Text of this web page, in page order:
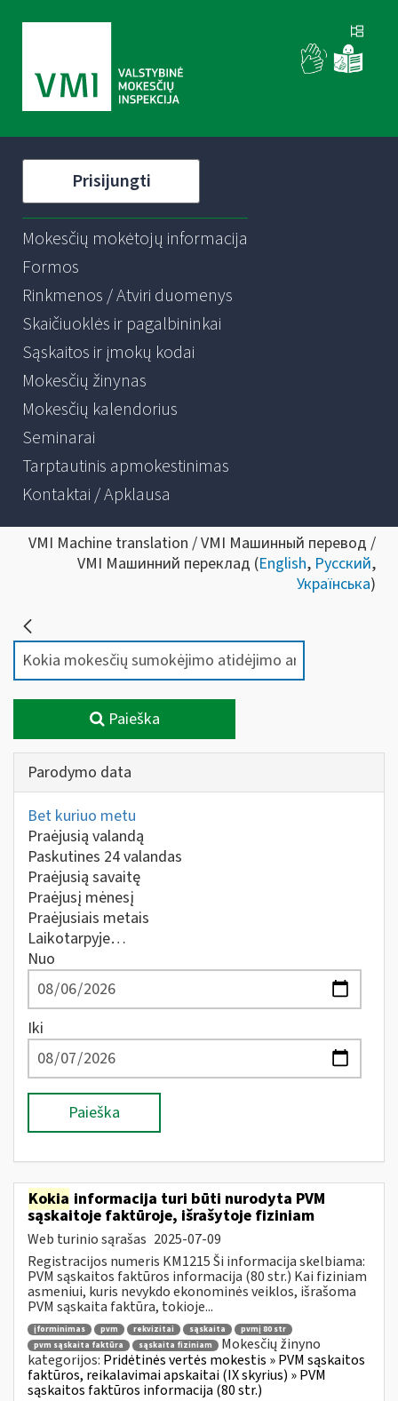
Prisijungti
Mokesčių mokėtojų informacija
Formos
Rinkmenos / Atviri duomenys
Skaičiuoklės ir pagalbininkai
Sąskaitos ir įmokų kodai
Mokesčių žinynas
Mokesčių kalendorius
Seminarai
Tarptautinis apmokestinimas
Kontaktai / Apklausa
VMI Machine translation / VMI Машинный перевод /
VMI Машинний переклад (English, Русский,
Українська)
Paieška
Parodymo data
Bet kuriuo metu
Praėjusią valandą
Paskutines 24 valandas
Praėjusią savaitę
Praėjusį mėnesį
Praėjusiais metais
Laikotarpyje…
Nuo
Iki
Paieška
Kokia informacija turi būti nurodyta PVM
sąskaitoje faktūroje, išrašytoje fiziniam
Web turinio sąrašas 2025-07-09
Registracijos numeris KM1215 Ši informacija skelbiama:
PVM sąskaitos faktūros informacija (80 str.) Kai fiziniam
asmeniui, kuris nevykdo ekonominės veiklos, išrašoma
PVM sąskaita faktūra, tokioje...
įforminimas pvm rekvizitai sąskaita
pvmį 80 str
pvm sąskaita faktūra
sąskaita fiziniam
Mokesčių žinyno
kategorijos: Pridėtinės vertės mokestis » PVM sąskaitos
faktūros, reikalavimai apskaitai (IX skyrius) » PVM
sąskaitos faktūros informacija (80 str.)